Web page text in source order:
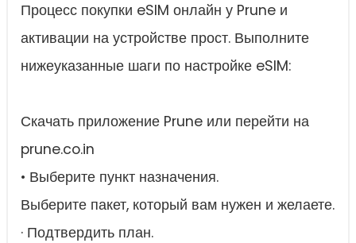
Процесс покупки eSIM онлайн у Prune и
активации на устройстве прост. Выполните
нижеуказанные шаги по настройке eSIM:
Скачать приложение Prune или перейти на
prune.co.in
• Выберите пункт назначения.
Выберите пакет, который вам нужен и желаете.
· Подтвердить план.